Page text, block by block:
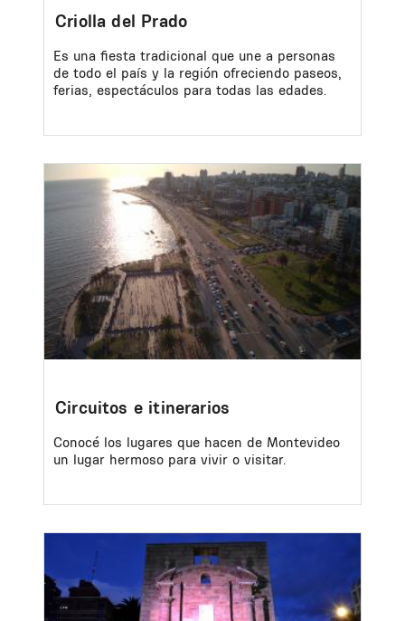
Criolla del Prado
Es una fiesta tradicional que une a personas
de todo el país y la región ofreciendo paseos,
ferias, espectáculos para todas las edades.
Circuitos e itinerarios
Conocé los lugares que hacen de Montevideo
un lugar hermoso para vivir o visitar.